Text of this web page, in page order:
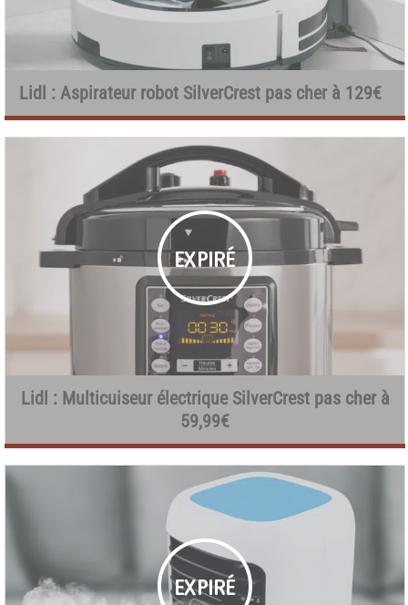
Lidl : Aspirateur robot SilverCrest pas cher à 129€
Lidl : Multicuiseur électrique SilverCrest pas cher à
59,99€